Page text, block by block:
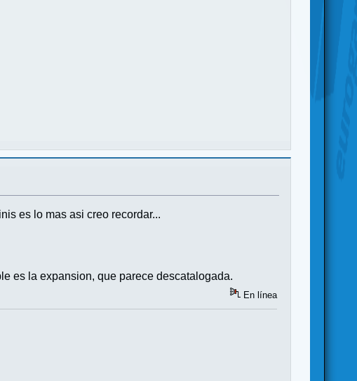
es lo mas asi creo recordar...
es la expansion, que parece descatalogada.
En línea